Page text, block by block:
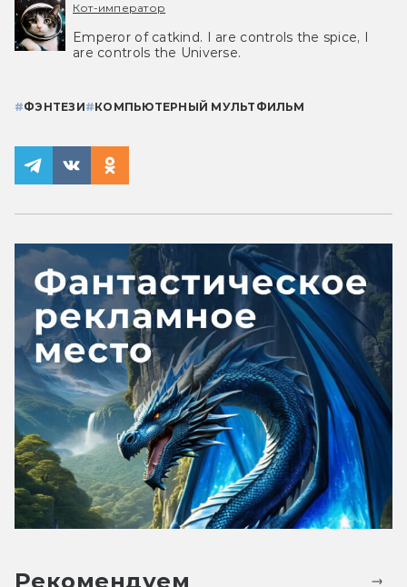
Кот-император
Emperor of catkind. I are controls the spice, I
are controls the Universe.
#ФЭНТЕЗИ#КОМПЬЮТЕРНЫЙ МУЛЬТФИЛЬМ
Рекомендуем